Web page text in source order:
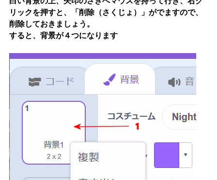
リックを押すと、「削除（さくじょ）」がでますので、
削除しておきましょう。
すると、背景が４つになります